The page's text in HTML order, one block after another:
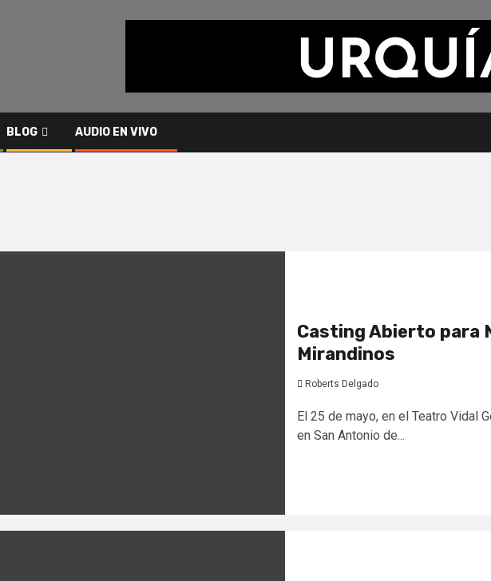
BLOG AUDIO EN VIVO
Casting Abierto para
Mirandinos
Roberts Delgado
El 25 de mayo, en el Teatro Vidal
en San Antonio de...